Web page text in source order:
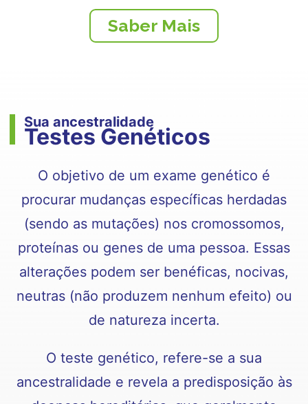
Saber Mais
Sua ancestralidade
Testes Genéticos
O objetivo de um exame genético é
procurar mudanças específicas herdadas
(sendo as mutações) nos cromossomos,
proteínas ou genes de uma pessoa. Essas
alterações podem ser benéficas, nocivas,
neutras (não produzem nenhum efeito) ou
de natureza incerta.
O teste genético, refere-se a sua
ancestralidade e revela a predisposição às